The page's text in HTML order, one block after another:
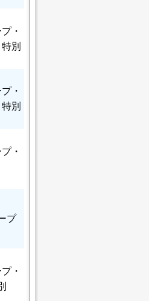
・
別
・
別
・
プ
・